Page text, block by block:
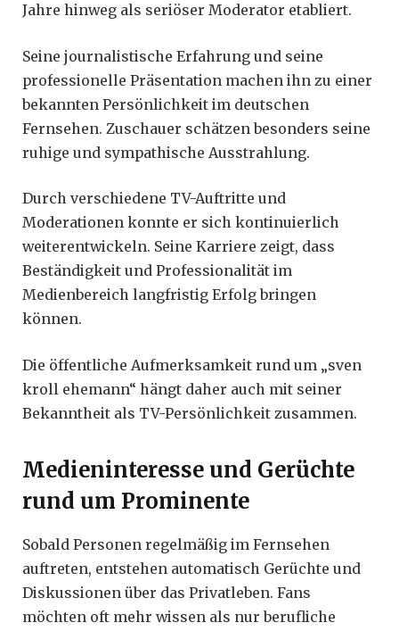
Jahre hinweg als seriöser Moderator etabliert.
Seine journalistische Erfahrung und seine
professionelle Präsentation machen ihn zu einer
bekannten Persönlichkeit im deutschen
Fernsehen. Zuschauer schätzen besonders seine
ruhige und sympathische Ausstrahlung.
Durch verschiedene TV-Auftritte und
Moderationen konnte er sich kontinuierlich
weiterentwickeln. Seine Karriere zeigt, dass
Beständigkeit und Professionalität im
Medienbereich langfristig Erfolg bringen
können.
Die öffentliche Aufmerksamkeit rund um „sven
kroll ehemann“ hängt daher auch mit seiner
Bekanntheit als TV-Persönlichkeit zusammen.
Medieninteresse und Gerüchte
rund um Prominente
Sobald Personen regelmäßig im Fernsehen
auftreten, entstehen automatisch Gerüchte und
Diskussionen über das Privatleben. Fans
möchten oft mehr wissen als nur berufliche